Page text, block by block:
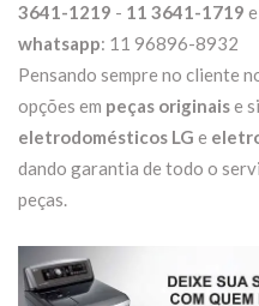
3641-1219 - 11 3641-1719
whatsapp: 11 96896-8932
Pensando sempre no cliente
opções em peças originaise
eletrodomésticos LG e
dando garantia de todo o
peças.